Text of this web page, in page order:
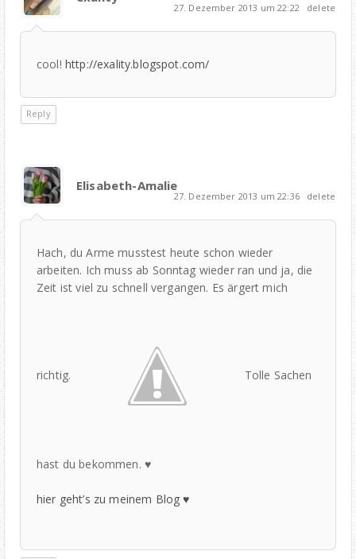
27. Dezember 2013 um 22:22 delete
cool! http://exality.blogspot.com/
Reply
Elisabeth-Amalie
27. Dezember 2013 um 22:36 delete
Hach, du Arme musstest heute schon wieder
arbeiten. Ich muss ab Sonntag wieder ran und ja, die
Zeit ist viel zu schnell vergangen. Es ärgert mich
richtig. Tolle Sachen
hast du bekommen. ♥
hier geht’s zu meinem Blog ♥